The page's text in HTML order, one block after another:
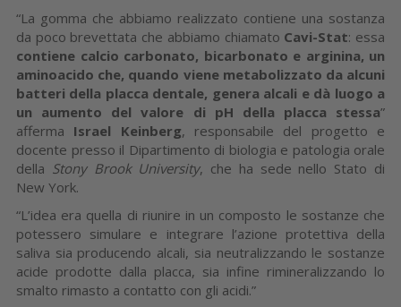
“La gomma che abbiamo realizzato contiene una sostanza
da poco brevettata che abbiamo chiamato Cavi-Stat: essa
contiene calcio carbonato, bicarbonato e arginina, un
aminoacido che, quando viene metabolizzato da alcuni
batteri della placca dentale, genera alcali e dà luogo a
un aumento del valore di pH della placca stessa”
afferma Israel Keinberg, responsabile del progetto e
docente presso il Dipartimento di biologia e patologia orale
della Stony Brook University, che ha sede nello Stato di
New York.
“L’idea era quella di riunire in un composto le sostanze che
potessero simulare e integrare l’azione protettiva della
saliva sia producendo alcali, sia neutralizzando le sostanze
acide prodotte dalla placca, sia infine rimineralizzando lo
smalto rimasto a contatto con gli acidi.”